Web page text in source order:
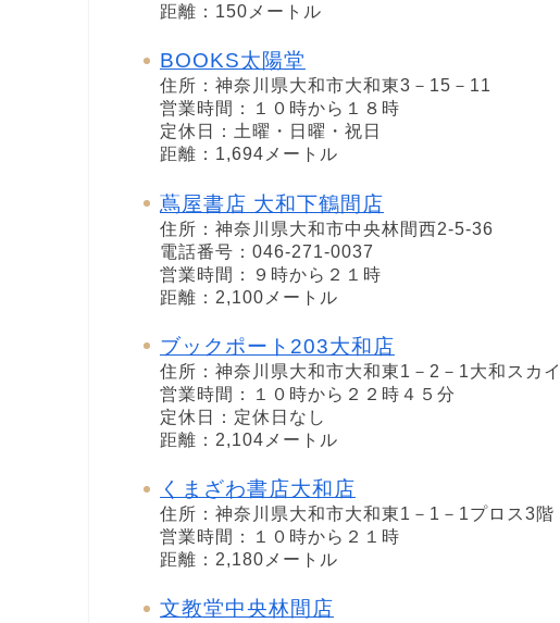
距離：150メートル
BOOKS太陽堂
住所：神奈川県大和市大和東3－15－11
営業時間：１０時から１８時
定休日：土曜・日曜・祝日
距離：1,694メートル
蔦屋書店 大和下鶴間店
住所：神奈川県大和市中央林間西2-5-36
電話番号：046-271-0037
営業時間：９時から２１時
距離：2,100メートル
ブックポート203大和店
住所：神奈川県大和市大和東1－2－1大和スカ
営業時間：１０時から２２時４５分
定休日：定休日なし
距離：2,104メートル
くまざわ書店大和店
住所：神奈川県大和市大和東1－1－1プロス3階
営業時間：１０時から２１時
距離：2,180メートル
文教堂中央林間店